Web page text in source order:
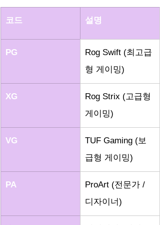
코드 설명
PG
Rog Swift (최고급
형 게이밍)
XG
Rog Strix (고급형
게이밍)
VG
TUF Gaming (보
급형 게이밍)
PA
ProArt (전문가 /
디자이너)